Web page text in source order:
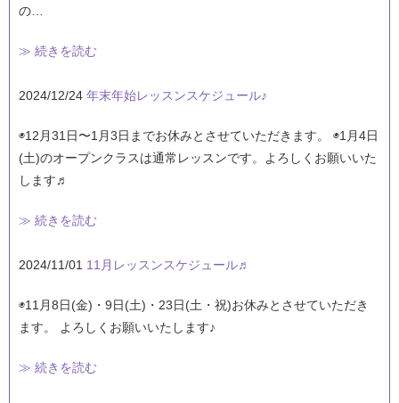
の…
≫ 続きを読む
2024/12/24 年末年始レッスンスケジュール♪
◉12月31日〜1月3日までお休みとさせていただきます。 ◉1月4日
(土)のオープンクラスは通常レッスンです。よろしくお願いいた
します♬
≫ 続きを読む
2024/11/01 11月レッスンスケジュール♬
◉11月8日(金)・9日(土)・23日(土・祝)お休みとさせていただき
ます。 よろしくお願いいたします♪
≫ 続きを読む